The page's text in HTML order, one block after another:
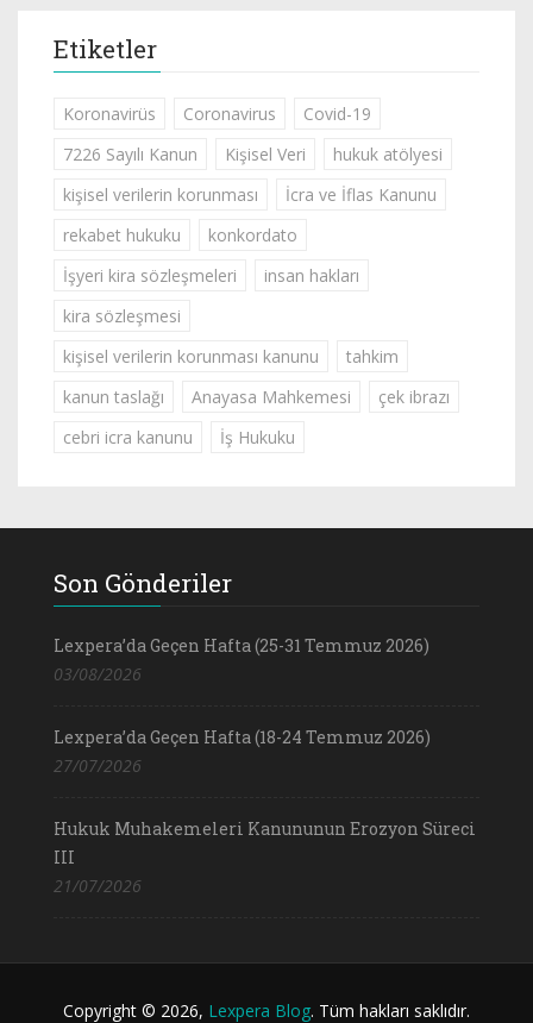
Etiketler
Koronavirüs Coronavirus
Covid-19
7226 Sayılı Kanun
Kişisel Veri
hukuk atölyesi
kişisel verilerin korunması
İcra ve İflas Kanunu
rekabet hukuku
konkordato
İşyeri kira sözleşmeleri
insan hakları
kira sözleşmesi
kişisel verilerin korunması kanunu
tahkim
kanun taslağı
Anayasa Mahkemesi
çek ibrazı
cebri icra kanunu
İş Hukuku
Son Gönderiler
Lexpera’da Geçen Hafta (25-31 Temmuz 2026)
03/08/2026
Lexpera’da Geçen Hafta (18-24 Temmuz 2026)
27/07/2026
Hukuk Muhakemeleri Kanununun Erozyon Süreci
III
21/07/2026
Copyright © 2026, Lexpera Blog. Tüm hakları saklıdır.